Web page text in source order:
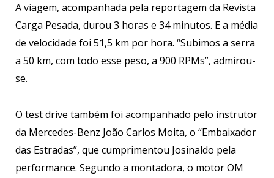
A viagem, acompanhada pela reportagem da Revista
Carga Pesada, durou 3 horas e 34 minutos. E a média
de velocidade foi 51,5 km por hora. “Subimos a serra
a 50 km, com todo esse peso, a 900 RPMs”, admirou-
se.
O test drive também foi acompanhado pelo instrutor
da Mercedes-Benz João Carlos Moita, o “Embaixador
das Estradas”, que cumprimentou Josinaldo pela
performance. Segundo a montadora, o motor OM